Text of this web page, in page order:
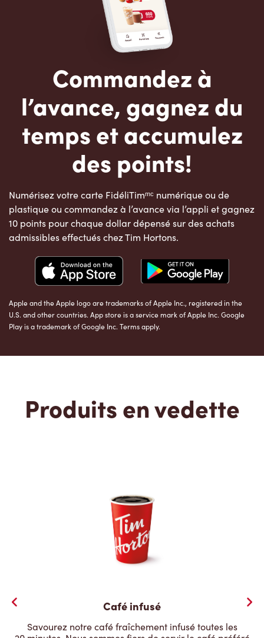
Commandez à
l’avance, gagnez du
temps et accumulez
des points!
Numérisez votre carte FidéliTimᵐᶜ numérique ou de
plastique ou commandez à l’avance via l’appli et gagnez
10 points pour chaque dollar dépensé sur des achats
admissibles effectués chez Tim Hortons.
Apple and the Apple logo are trademarks of Apple Inc., registered in the
U.S. and other countries. App store is a service mark of Apple Inc. Google
Play is a trademark of Google Inc. Terms apply.
Produits en vedette
Café infusé
Savourez notre café fraîchement infusé toutes les